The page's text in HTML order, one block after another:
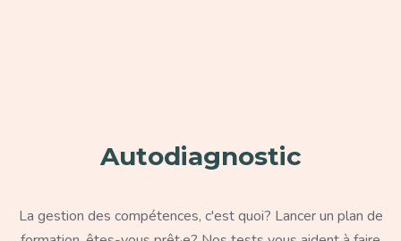
Autodiagnostic
La gestion des compétences, c'est quoi? Lancer un plan de